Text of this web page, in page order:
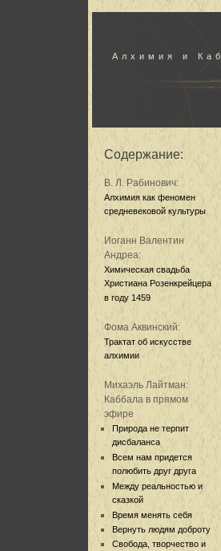
Алхимия и
Содержание:
В. Л. Рабинович:
Алхимия как феномен
средневековой культуры
Иоганн Валентин
Андреа:
Химическая свадьба
Христиана Розенкрейцера
в году 1459
Фома Аквинский:
Трактат об искусстве
алхимии
Михаэль Лайтман:
Каббала в прямом
эфире
Природа не терпит
дисбаланса
Всем нам придется
полюбить друг друга
Между реальностью и
сказкой
Время менять себя
Вернуть людям доброту
Свобода, творчество и